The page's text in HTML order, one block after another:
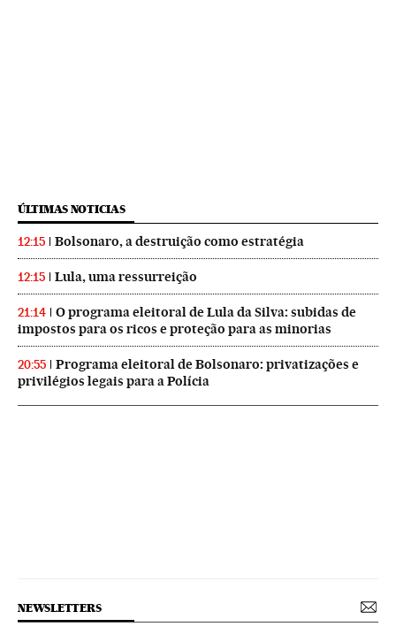
ÚLTIMAS NOTICIAS
12:15 Bolsonaro, a destruição como estratégia
12:15 Lula, uma ressurreição
21:14
O programa eleitoral de Lula da Silva: subidas de
impostos para os ricos e proteção para as minorias
20:55
Programa eleitoral de Bolsonaro: privatizações e
privilégios legais para a Polícia
NEWSLETTERS